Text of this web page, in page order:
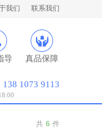
我们 联系我们
导 真品保障
1073 9113
共 6 件